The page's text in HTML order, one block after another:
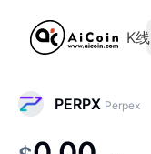
K线
PERPX Perpex